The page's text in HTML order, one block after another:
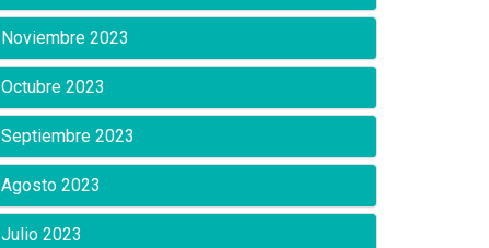
Noviembre 2023
Octubre 2023
Septiembre 2023
Agosto 2023
Julio 2023